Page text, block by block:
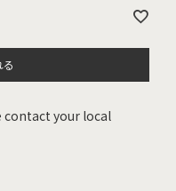
contact your local